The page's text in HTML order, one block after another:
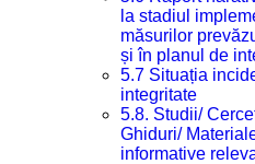
la stadiul
măsurilor
și în planul de
5.7 Situația
integritate
5.8. Studii/
Ghiduri/
informative